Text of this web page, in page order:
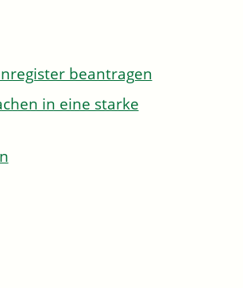
beantragen
in eine starke